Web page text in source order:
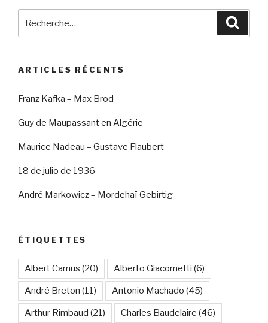
pour
ARTICLES RÉCENTS
Franz Kafka – Max Brod
Guy de Maupassant en Algérie
Maurice Nadeau – Gustave Flaubert
18 de julio de 1936
André Markowicz – Mordehaï Gebirtig
ÉTIQUETTES
Albert Camus (20) Alberto Giacometti (6)
André Breton (11) Antonio Machado (45)
Arthur Rimbaud (21) Charles Baudelaire (46)